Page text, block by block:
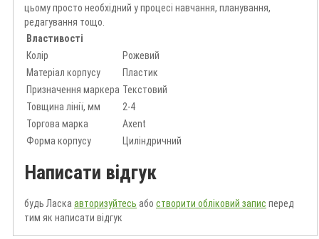
цьому просто необхідний у процесі навчання, планування,
редагування тощо.
Властивості
Колір
Рожевий
Матеріал корпусу
Пластик
Призначення маркера Текстовий
Товщина лінії, мм
2-4
Торгова марка
Axent
Форма корпусу
Циліндричний
Написати відгук
будь Ласка авторизуйтесь або створити обліковий запис перед
тим як написати відгук